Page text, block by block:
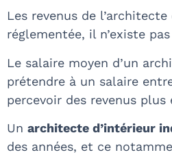
Les revenus de
réglementée, il n’existe
Le salaire moyen d’un
prétendre à un salaire
percevoir des revenus plus
Un architecte d’intérieur
des années, et ce